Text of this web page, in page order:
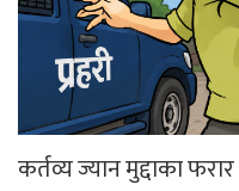
कर्तव्य ज्यान मुद्दाका फरार